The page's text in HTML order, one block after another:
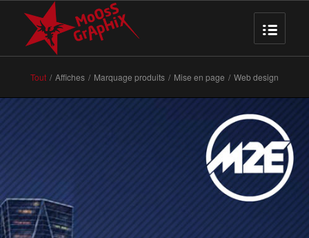
Tout / Affiches / Marquage produits / Mise en page / Web design